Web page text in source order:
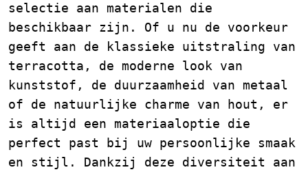
selectie aan materialen die
beschikbaar zijn. Of u nu de voorkeur
geeft aan de klassieke uitstraling van
terracotta, de moderne look van
kunststof, de duurzaamheid van metaal
of de natuurlijke charme van hout, er
is altijd een materiaaloptie die
perfect past bij uw persoonlijke smaak
en stijl. Dankzij deze diversiteit aan